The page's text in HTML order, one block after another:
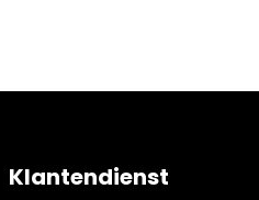
Klantendienst